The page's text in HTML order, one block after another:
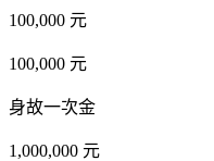
100,000 元
100,000 元
身故一次金
1,000,000 元